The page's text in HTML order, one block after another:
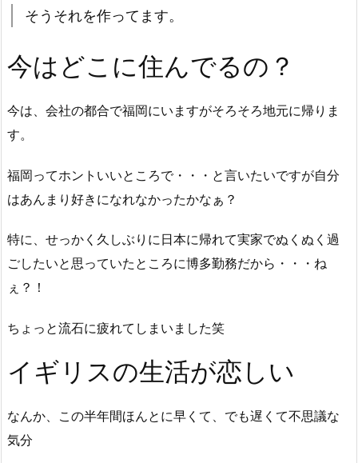
そうそれを作ってます。
今はどこに住んでるの？
今は、会社の都合で福岡にいますがそろそろ地元に帰りま
す。
福岡ってホントいいところで・・・と言いたいですが自分
はあんまり好きになれなかったかなぁ？
特に、せっかく久しぶりに日本に帰れて実家でぬくぬく過
ごしたいと思っていたところに博多勤務だから・・・ね
ぇ？！
ちょっと流石に疲れてしまいました笑
イギリスの生活が恋しい
なんか、この半年間ほんとに早くて、でも遅くて不思議な
気分